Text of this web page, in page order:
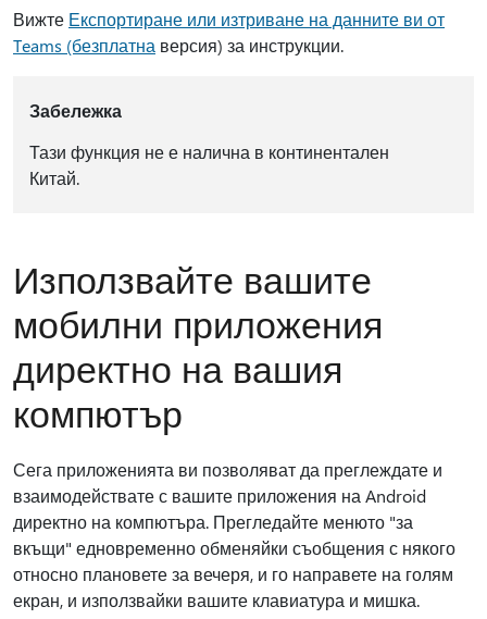
Вижте Експортиране или изтриване на данните ви от
Teams (безплатна версия) за инструкции.
Забележка
Тази функция не е налична в континентален
Китай.
Използвайте вашите
мобилни приложения
директно на вашия
компютър
Сега приложенията ви позволяват да преглеждате и
взаимодействате с вашите приложения на Android
директно на компютъра. Прегледайте менюто "за
вкъщи" едновременно обменяйки съобщения с някого
относно плановете за вечеря, и го направете на голям
екран, и използвайки вашите клавиатура и мишка.